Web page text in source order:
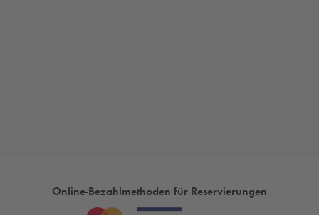
Online-Bezahlmethoden für Reservierungen